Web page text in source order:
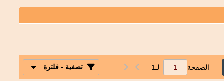
الصفحة لـ1 تصفية - فلترة